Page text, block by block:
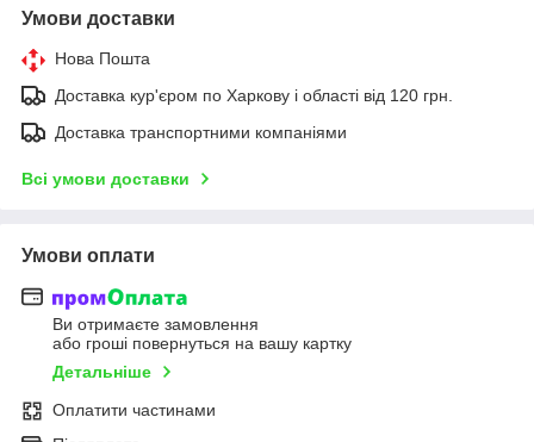
Умови доставки
Нова Пошта
Доставка кур'єром по Харкову і області від 120 грн.
Доставка транспортними компаніями
Всі умови доставки
Умови оплати
Ви отримаєте замовлення
або гроші повернуться на вашу картку
Детальніше
Оплатити частинами